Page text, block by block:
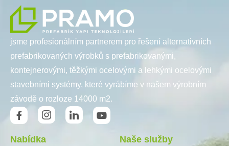
jsme profesionálním partnerem pro řešení alternativních
prefabrikovaných výrobků s prefabrikovanými,
kontejnerovými, těžkými ocelovými a lehkými ocelovými
stavebními systémy, které vyrábíme v našem výrobním
závodě o rozloze 14000 m2.
Nabídka Naše služby